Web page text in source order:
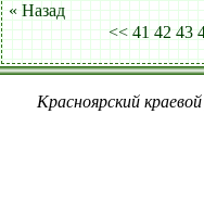
« Назад
<< 41 42 43
Красноярский